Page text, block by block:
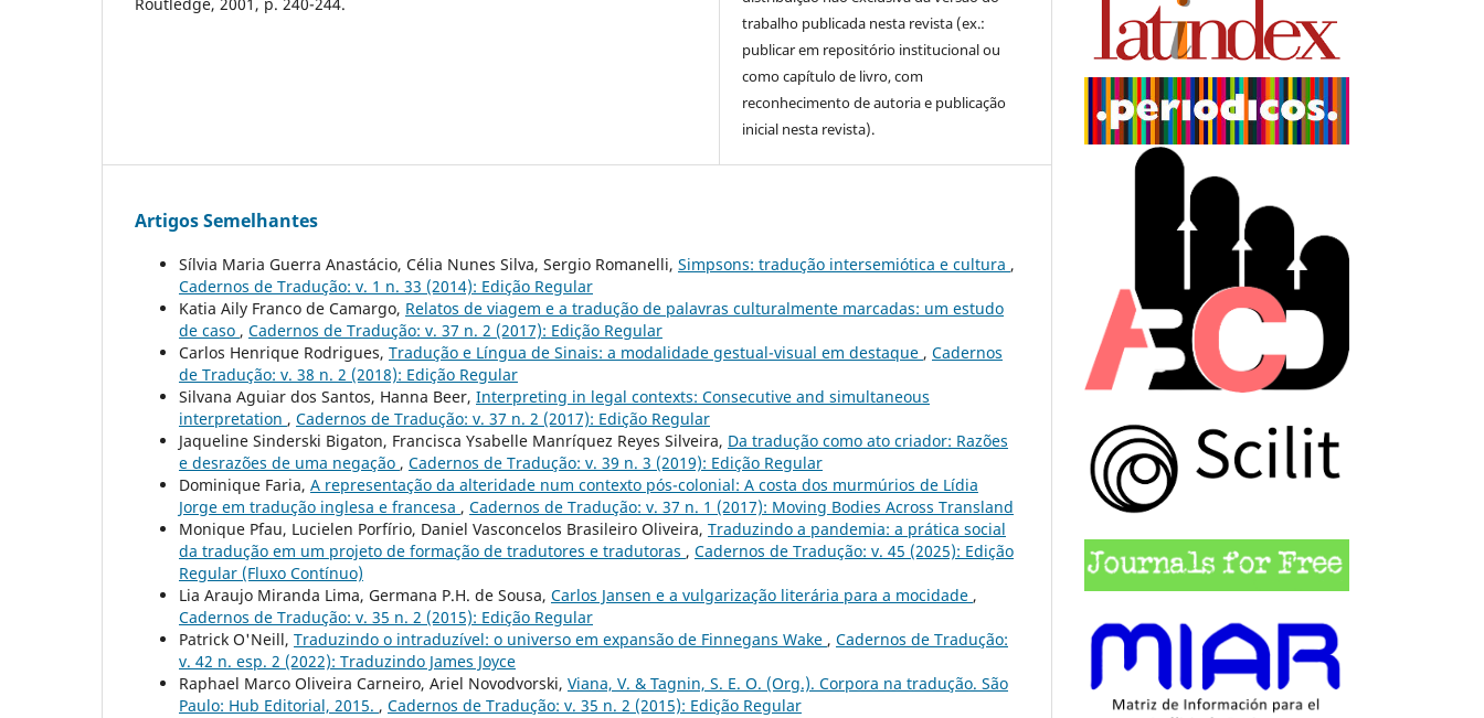
trabalho publicada nesta revista (ex.:
publicar em repositório institucional ou
como capítulo de livro, com
reconhecimento de autoria e publicação
inicial nesta revista).
Artigos Semelhantes
Sílvia Maria Guerra Anastácio, Célia Nunes Silva, Sergio Romanelli, Simpsons: tradução intersemiótica e cultura ,
Cadernos de Tradução: v. 1 n. 33 (2014): Edição Regular
Katia Aily Franco de Camargo, Relatos de viagem e a tradução de palavras culturalmente marcadas: um estudo
de caso , Cadernos de Tradução: v. 37 n. 2 (2017): Edição Regular
Carlos Henrique Rodrigues, Tradução e Língua de Sinais: a modalidade gestual-visual em destaque , Cadernos
de Tradução: v. 38 n. 2 (2018): Edição Regular
Silvana Aguiar dos Santos, Hanna Beer, Interpreting in legal contexts: Consecutive and simultaneous
interpretation , Cadernos de Tradução: v. 37 n. 2 (2017): Edição Regular
Jaqueline Sinderski Bigaton, Francisca Ysabelle Manríquez Reyes Silveira, Da tradução como ato criador: Razões
e desrazões de uma negação , Cadernos de Tradução: v. 39 n. 3 (2019): Edição Regular
Dominique Faria, A representação da alteridade num contexto pós-colonial: A costa dos murmúrios de Lídia
Jorge em tradução inglesa e francesa , Cadernos de Tradução: v. 37 n. 1 (2017): Moving Bodies Across Transland
Monique Pfau, Lucielen Porfírio, Daniel Vasconcelos Brasileiro Oliveira, Traduzindo a pandemia: a prática social
da tradução em um projeto de formação de tradutores e tradutoras , Cadernos de Tradução: v. 45 (2025): Edição
Regular (Fluxo Contínuo)
Lia Araujo Miranda Lima, Germana P.H. de Sousa, Carlos Jansen e a vulgarização literária para a mocidade ,
Cadernos de Tradução: v. 35 n. 2 (2015): Edição Regular
Patrick O'Neill, Traduzindo o intraduzível: o universo em expansão de Finnegans Wake , Cadernos de Tradução:
v. 42 n. esp. 2 (2022): Traduzindo James Joyce
Raphael Marco Oliveira Carneiro, Ariel Novodvorski, Viana, V. & Tagnin, S. E. O. (Org.). Corpora na tradução. São
Paulo: Hub Editorial, 2015. , Cadernos de Tradução: v. 35 n. 2 (2015): Edição Regular